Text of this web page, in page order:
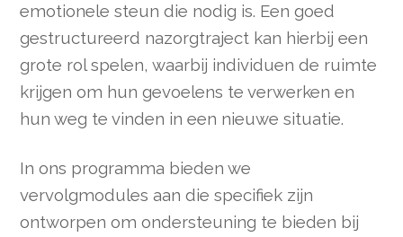
emotionele steun die nodig is. Een goed
gestructureerd nazorgtraject kan hierbij een
grote rol spelen, waarbij individuen de ruimte
krijgen om hun gevoelens te verwerken en
hun weg te vinden in een nieuwe situatie.
In ons programma bieden we
vervolgmodules aan die specifiek zijn
ontworpen om ondersteuning te bieden bij